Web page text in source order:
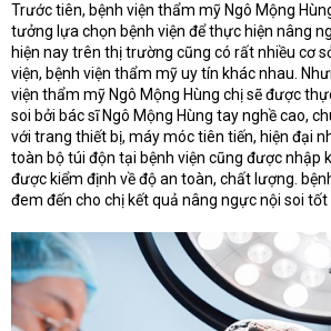
Trước tiên, bệnh viện thẩm mỹ Ngô Mộng
tưởng lựa chọn bệnh viện để thực hiện nâng
hiện nay trên thị trường cũng có rất nhiều cơ
viện, bệnh viện thẩm mỹ uy tín khác nhau.
viện thẩm mỹ Ngô Mộng Hùng chị sẽ được
soi bởi bác sĩ Ngô Mộng Hùng tay nghề cao,
với trang thiết bị, máy móc tiên tiến, hiện đại
toàn bộ túi độn tại bệnh viện cũng được nhập
được kiểm định về độ an toàn, chất lượng.
đem đến cho chị kết quả nâng ngực nội soi tốt